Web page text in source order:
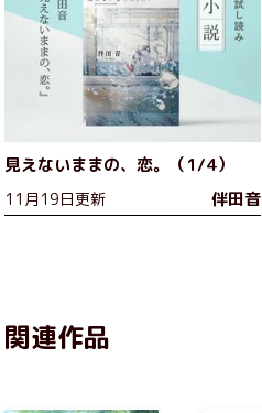
見えないままの、恋。（1/4）
11月19日更新 伴田音
関連作品